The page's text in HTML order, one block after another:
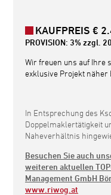
KAUFPREIS €
PROVISION: 3% zzgl.
Wir freuen uns auf Ihre
exklusive Projekt näher
In Entsprechung des
Doppelmaklertätigkeit
Naheverhältnis
Besuchen Sie auch
weiteren aktuellen
Management GmbH
www.riwog.at